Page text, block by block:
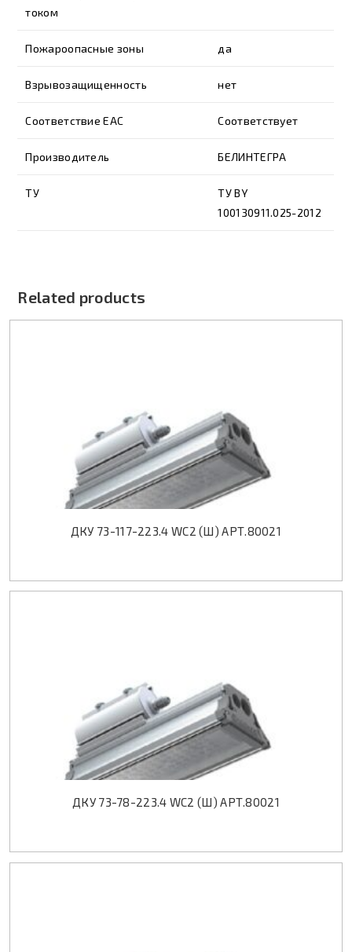
током
Пожароопасные зоны да
Взрывозащищенность нет
Соответствие EAC Соответствует
Производитель БЕЛИНТЕГРА
ТУ
ТУ BY
100130911.025-2012
Related products
ДКУ 73-117-223.4 WC2 (Ш) АРТ.80021
ДКУ 73-78-223.4 WC2 (Ш) АРТ.80021